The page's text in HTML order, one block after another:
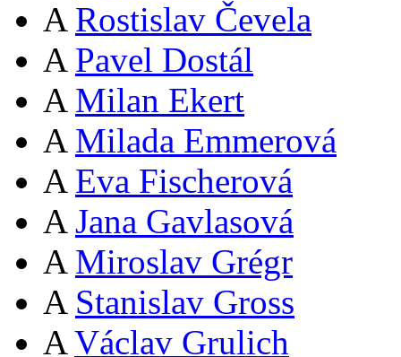
A Rostislav Čevela
A Pavel Dostál
A Milan Ekert
A Milada Emmerová
A Eva Fischerová
A Jana Gavlasová
A Miroslav Grégr
A Stanislav Gross
A Václav Grulich